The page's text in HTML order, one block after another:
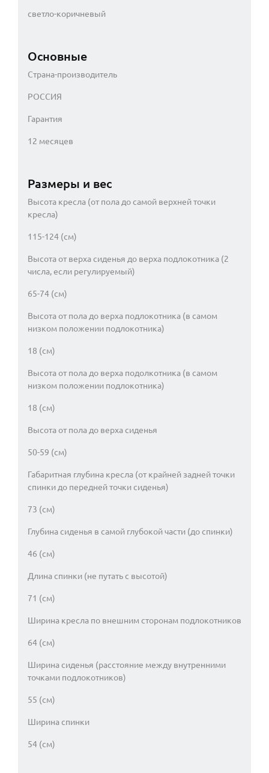
светло-коричневый
Основные
Страна-производитель
РОССИЯ
Гарантия
12 месяцев
Размеры и вес
Высота кресла (от пола до самой верхней точки
кресла)
115-124 (см)
Высота от верха сиденья до верха подлокотника (2
числа, если регулируемый)
65-74 (см)
Высота от пола до верха подлокотника (в самом
низком положении подлокотника)
18 (см)
Высота от пола до верха подолкотника (в самом
низком положении подлокотника)
18 (см)
Высота от пола до верха сиденья
50-59 (см)
Габаритная глубина кресла (от крайней задней точки
спинки до передней точки сиденья)
73 (см)
Глубина сиденья в самой глубокой части (до спинки)
46 (см)
Длина спинки (не путать с высотой)
71 (см)
Ширина кресла по внешним сторонам подлокотников
64 (см)
Ширина сиденья (расстояние между внутренними
точками подлокотников)
55 (см)
Ширина спинки
54 (см)